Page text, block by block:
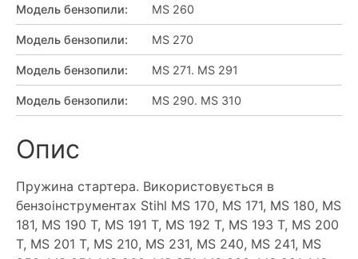
Модель бензопили: MS 260
Модель бензопили: MS 270
Модель бензопили: MS 271. MS 291
Модель бензопили: MS 290. MS 310
Опис
Пружина стартера. Використовується в
бензоінструментах Stihl MS 170, MS 171, MS 180, MS
181, MS 190 T, MS 191 T, MS 192 T, MS 193 T, MS 200
T, MS 201 T, MS 210, MS 231, MS 240, MS 241, MS